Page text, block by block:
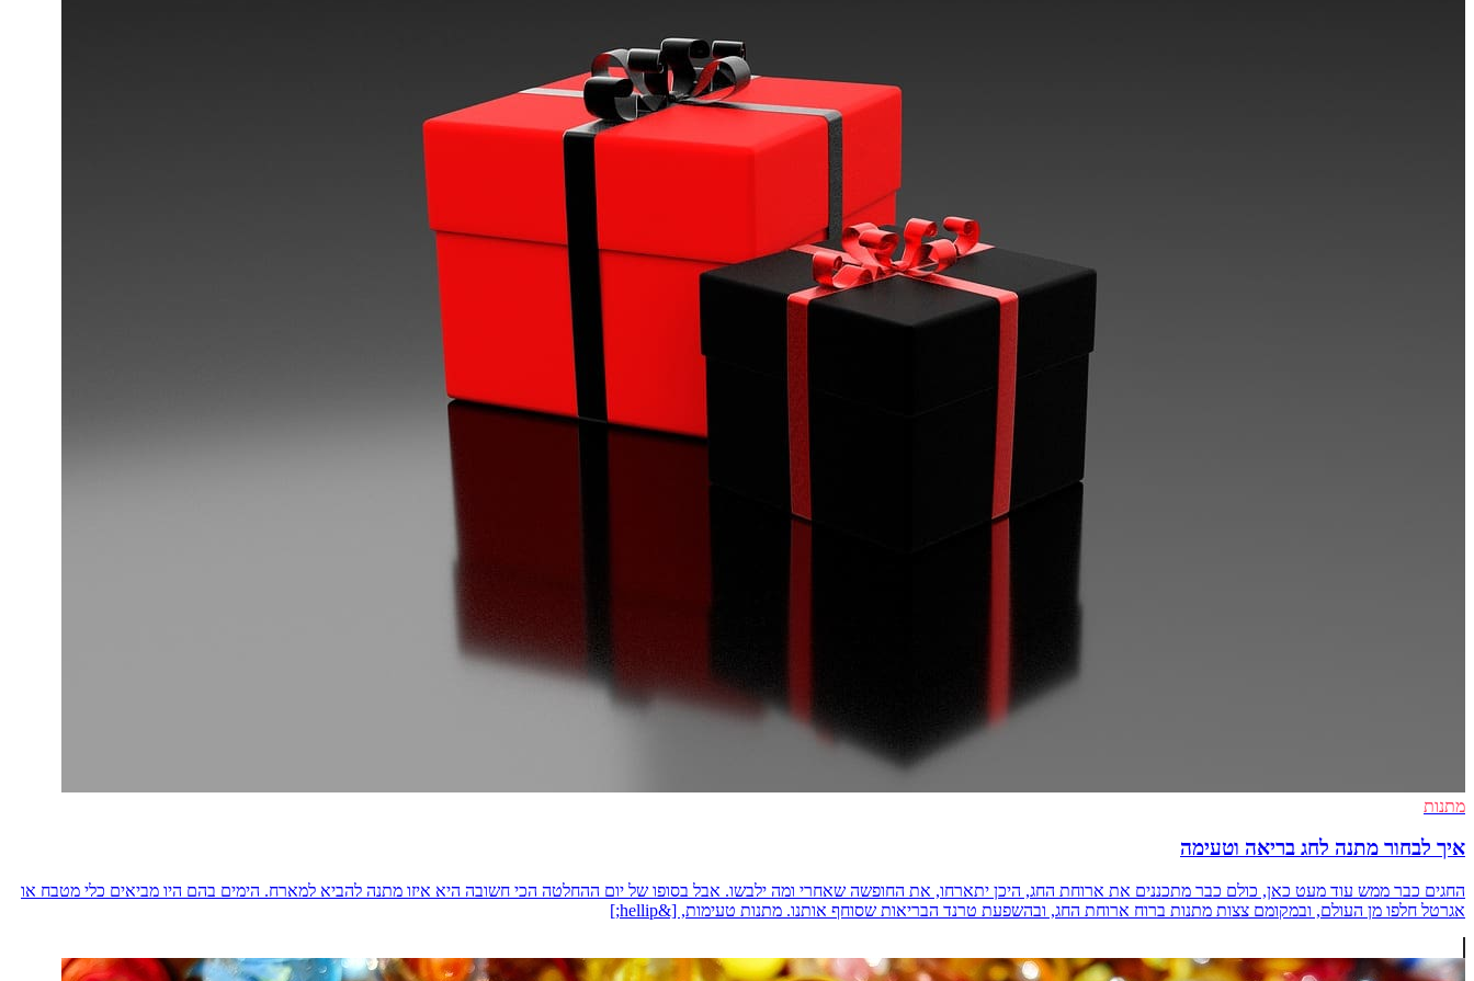
מתנות
איך לבחור מתנה לחג בריאה וטעימה
החגים כבר ממש עוד מעט כאן, כולם כבר מתכננים את ארוחת החג, היכן יתארחו, את החופשה שאחרי ומה ילבשו. אבל בסופו של יום ההחלטה הכי חשובה היא איזו מתנה להביא למארח. הימים בהם היו מביאים כלי מטבח או
אגרטל חלפו מן העולם, ובמקומם צצות מתנות ברוח ארוחת החג, ובהשפעת טרנד הבריאות שסוחף אותנו. מתנות טעימות, [&hellip;]